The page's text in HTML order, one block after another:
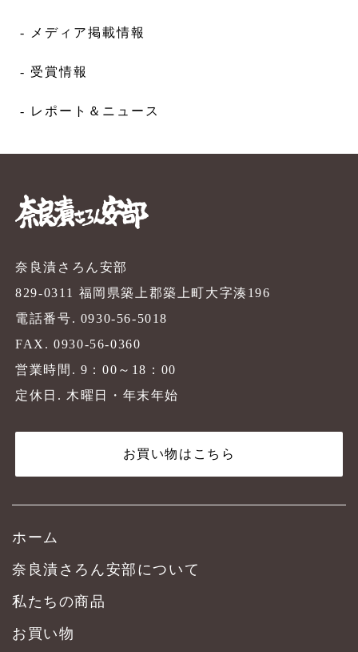
- メディア掲載情報
- 受賞情報
- レポート＆ニュース
奈良漬さろん安部
829-0311 福岡県築上郡築上町大字湊196
電話番号. 0930-56-5018
FAX. 0930-56-0360
営業時間. 9：00～18：00
定休日. 木曜日・年末年始
お買い物はこちら
ホーム
奈良漬さろん安部について
私たちの商品
お買い物